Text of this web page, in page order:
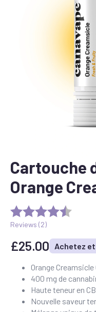
Cartouche
Orange
Reviews (2)
£25.00 Achetez
Orange
400 mg de
Haute teneur en
Nouvelle saveur